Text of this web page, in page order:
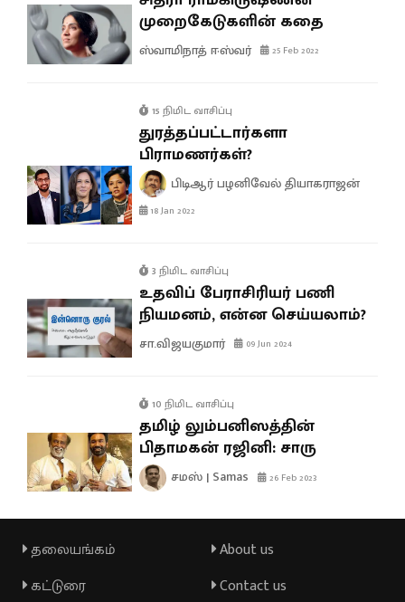
முறைகேடுகளின் கதை
ஸ்வாமிநாத் ஈஸ்வர் 25 Feb 2022
15 நிமிட வாசிப்பு
துரத்தப்பட்டார்களா
பிராமணர்கள்?
பிடிஆர் பழனிவேல் தியாகராஜன்
18 Jan 2022
3 நிமிட வாசிப்பு
உதவிப் பேராசிரியர் பணி
நியமனம், என்ன செய்யலாம்?
சா.விஜயகுமார் 09 Jun 2024
10 நிமிட வாசிப்பு
தமிழ் லும்பனிஸத்தின்
பிதாமகன் ரஜினி: சாரு
சமஸ் | Samas 26 Feb 2023
தலையங்கம்
கட்டுரை
About us
Contact us